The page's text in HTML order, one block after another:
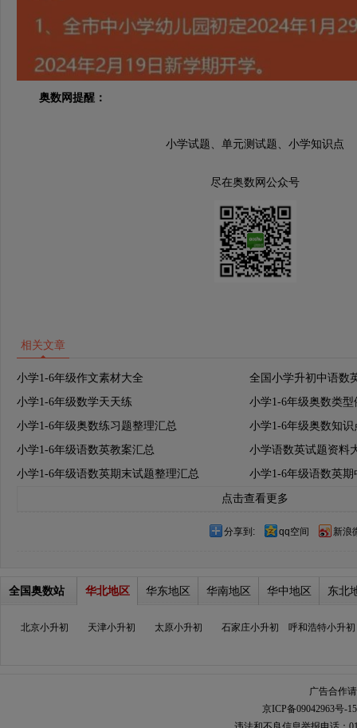
奥数网提醒：
小学试题、单元测试题、小学知识点
尽在奥数网公众号
相关文章
小学1-6年级作文素材大全
全国小学升初中语数
小学1-6年级数学天天练
小学1-6年级奥数类
小学1-6年级奥数练习题整理汇总
小学1-6年级奥数知识
小学1-6年级语数英教案汇总
小学语数英试题资料
小学1-6年级语数英期末试题整理汇总
小学1-6年级语数英
点击查看更多
分享到: qq空间 新浪
全国奥数站 华北地区 华东地区 华南地区 华中地区 东北
北京小升初 天津小升初 太原小升初 石家庄小升初 呼和浩特小升初
广告合作
京ICP备09042963号-15